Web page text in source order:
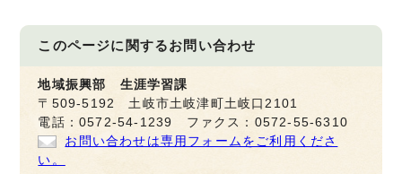
このページに関するお問い合わせ
地域振興部 生涯学習課
〒509-5192 土岐市土岐津町土岐口2101
電話：0572-54-1239 ファクス：0572-55-6310
お問い合わせは専用フォームをご利用くださ
い。